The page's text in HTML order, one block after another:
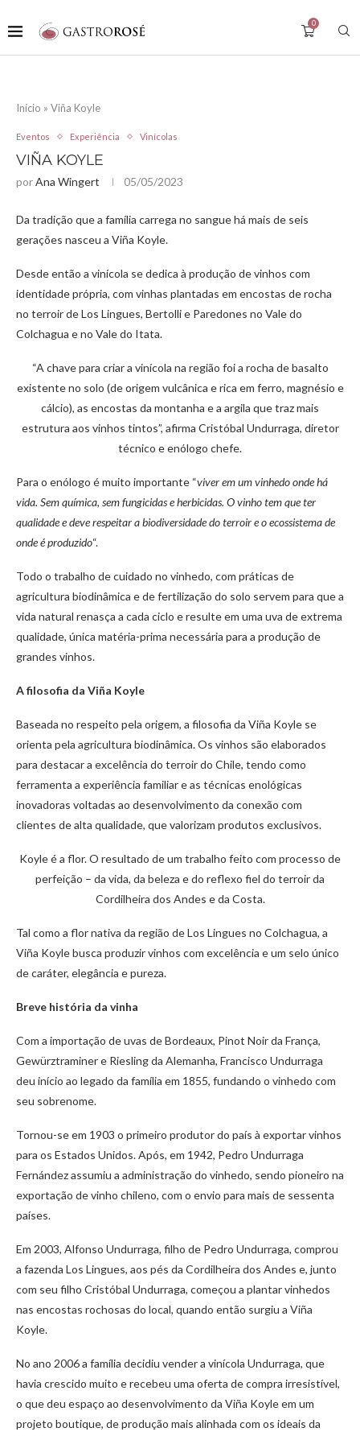
0
Início » Viña Koyle
Eventos Experiência Vinícolas
VIÑA KOYLE
porAna Wingert 05/05/2023
Da tradição que a família carrega no sangue há mais de seis
gerações nasceu a Viña Koyle.
Desde então a vinícola se dedica à produção de vinhos com
identidade própria, com vinhas plantadas em encostas de rocha
no terroir de Los Lingues, Bertolli e Paredones no Vale do
Colchagua e no Vale do Itata.
“A chave para criar a vinícola na região foi a rocha de basalto
existente no solo (de origem vulcânica e rica em ferro, magnésio e
cálcio), as encostas da montanha e a argila que traz mais
estrutura aos vinhos tintos”, afirma Cristóbal Undurraga, diretor
técnico e enólogo chefe.
Para o enólogo é muito importante “viver em um vinhedo onde há
vida. Sem química, sem fungicidas e herbicidas. O vinho tem que ter
qualidade e deve respeitar a biodiversidade do terroir e o ecossistema de
onde é produzido“.
Todo o trabalho de cuidado no vinhedo, com práticas de
agricultura biodinâmica e de fertilização do solo servem para que a
vida natural renasça a cada ciclo e resulte em uma uva de extrema
qualidade, única matéria-prima necessária para a produção de
grandes vinhos.
A filosofia da Viña Koyle
Baseada no respeito pela origem, a filosofia da Viña Koyle se
orienta pela agricultura biodinâmica. Os vinhos são elaborados
para destacar a excelência do terroir do Chile, tendo como
ferramenta a experiência familiar e as técnicas enológicas
inovadoras voltadas ao desenvolvimento da conexão com
clientes de alta qualidade, que valorizam produtos exclusivos.
Koyle é a flor. O resultado de um trabalho feito com processo de
perfeição – da vida, da beleza e do reflexo fiel do terroir da
Cordilheira dos Andes e da Costa.
Tal como a flor nativa da região de Los Lingues no Colchagua, a
Viña Koyle busca produzir vinhos com excelência e um selo único
de caráter, elegância e pureza.
Breve história da vinha
Com a importação de uvas de Bordeaux, Pinot Noir da França,
Gewürztraminer e Riesling da Alemanha, Francisco Undurraga
deu início ao legado da família em 1855, fundando o vinhedo com
seu sobrenome.
Tornou-se em 1903 o primeiro produtor do país à exportar vinhos
para os Estados Unidos. Após, em 1942, Pedro Undurraga
Fernández assumiu a administração do vinhedo, sendo pioneiro na
exportação de vinho chileno, com o envio para mais de sessenta
países.
Em 2003, Alfonso Undurraga, filho de Pedro Undurraga, comprou
a fazenda Los Lingues, aos pés da Cordilheira dos Andes e, junto
com seu filho Cristóbal Undurraga, começou a plantar vinhedos
nas encostas rochosas do local, quando então surgiu a Viña
Koyle.
No ano 2006 a família decidiu vender a vinícola Undurraga, que
havia crescido muito e recebeu uma oferta de compra irresistível,
o que deu espaço ao desenvolvimento da Viña Koyle em um
projeto boutique, de produção mais alinhada com os ideais da